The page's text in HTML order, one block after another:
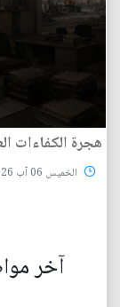
هجرة الكفاءات
الخميس 06 آب 2026
آخر